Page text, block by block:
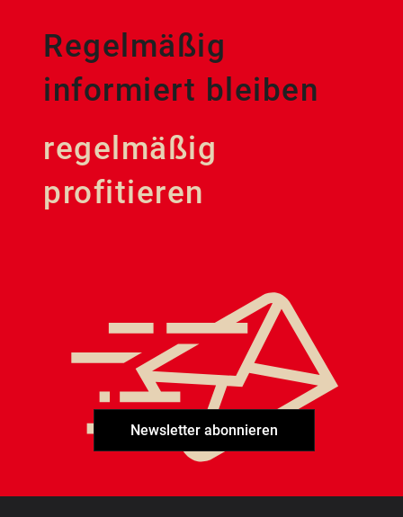
Regelmäßig
informiert bleiben
regelmäßig
profitieren
Newsletter abonnieren